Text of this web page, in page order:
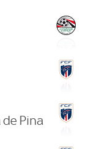
Pina